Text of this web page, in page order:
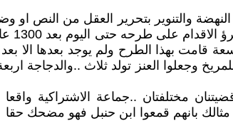
النهضة والتنوير بتحرير العقل من
قامت بهذا الطرح ولم يوجد بعدها
وجعلوا العنز تولد ثلاث ..والدجاجة
..قضيتنان مختلفتان ..جماعة
بانهم قمعوا ابن حنبل فهو مضحك حقا